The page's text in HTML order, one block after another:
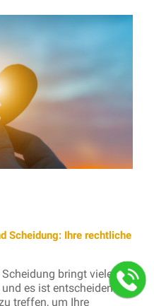
Scheidung: Ihre rechtliche
bringt viele
es ist entscheidend,
treffen, um Ihre